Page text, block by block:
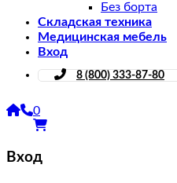
Без борта
Складская техника
Медицинская мебель
Вход
8 (800) 333-87-80
0
Вход